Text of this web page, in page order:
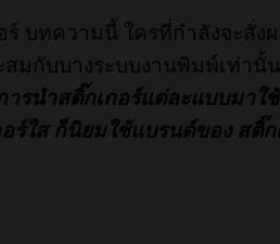
บทความนี้ ใครที่กำลังจะสั่
มกับบางระบบงานพิมพ์เท่า
ารนำสติ๊กเกอร์แต่ละแบบมาใ
ใส ก็นิยมใช้แบรนด์ของ สติ๊ก